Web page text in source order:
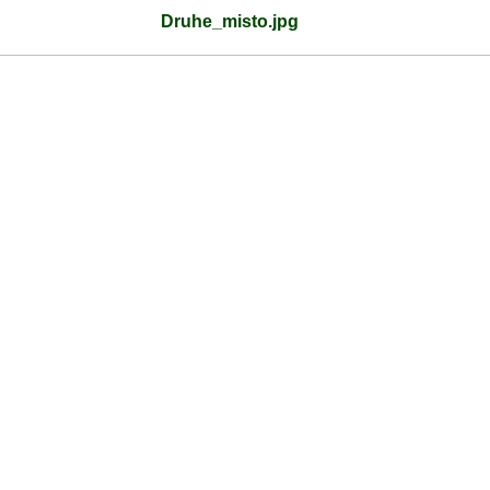
Druhe_misto.jpg